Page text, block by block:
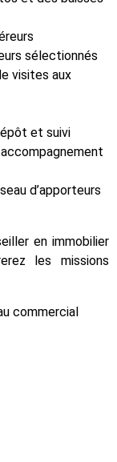
sélectionnés
visites aux
et suivi
d’apporteurs
en immobilier
les missions
commercial